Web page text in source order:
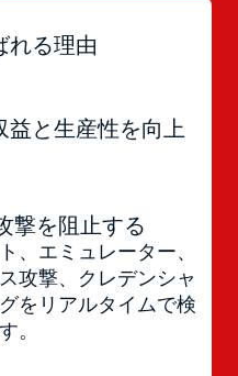
れる理由
益と生産性を向上
撃を阻止する
、エミュレーター、
攻撃、クレデンシャ
をリアルタイムで検
。